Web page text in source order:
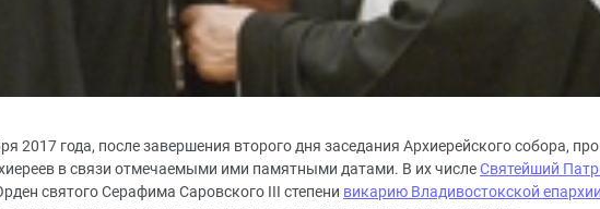
2017 года, после завершения второго дня заседания Архиерейского собора,
в связи отмечаемыми ими памятными датами. В их числеСвятейший
святого Серафима Саровского III степени викарию Владивостокской